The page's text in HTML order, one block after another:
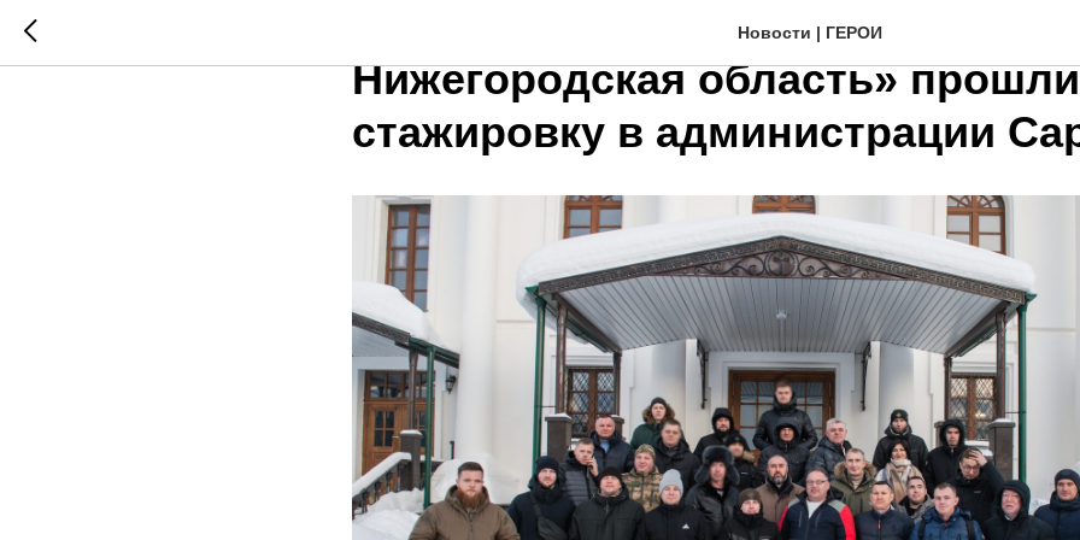
Новости | ГЕРОИ
Участники программы «Герои.
Нижегородская область» прошли
стажировку в администрации